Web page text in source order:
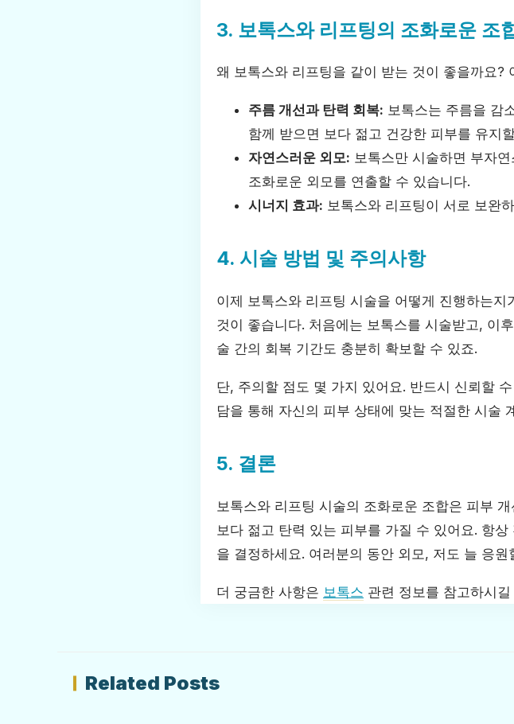
3. 보톡스와 리프팅의 조화로운 조
왜 보톡스와 리프팅을 같이 받는 것이 좋을까요?
주름 개선과 탄력 회복: 보톡스는 주름을 감
함께 받으면 보다 젊고 건강한 피부를 유지
자연스러운 외모: 보톡스만 시술하면 부자
조화로운 외모를 연출할 수 있습니다.
시너지 효과: 보톡스와 리프팅이 서로 보완
4. 시술 방법 및 주의사항
이제 보톡스와 리프팅 시술을 어떻게 진행하는
것이 좋습니다. 처음에는 보톡스를 시술받고, 이
술 간의 회복 기간도 충분히 확보할 수 있죠.
단, 주의할 점도 몇 가지 있어요. 반드시 신뢰할
담을 통해 자신의 피부 상태에 맞는 적절한 시술
5. 결론
보톡스와 리프팅 시술의 조화로운 조합은 피부
보다 젊고 탄력 있는 피부를 가질 수 있어요. 항
을 결정하세요. 여러분의 동안 외모, 저도 늘 응원
더 궁금한 사항은 보톡스 관련 정보를 참고하시
Related Posts